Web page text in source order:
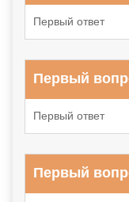
Первый ответ
Первый
Первый ответ
Первый